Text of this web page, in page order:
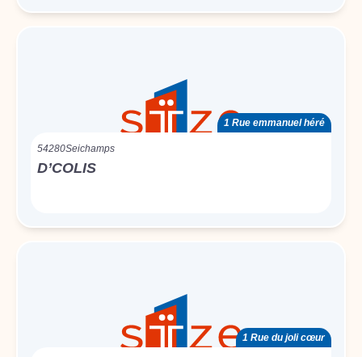
1 Rue emmanuel héré
54280Seichamps
D’COLIS
1 Rue du joli cœur